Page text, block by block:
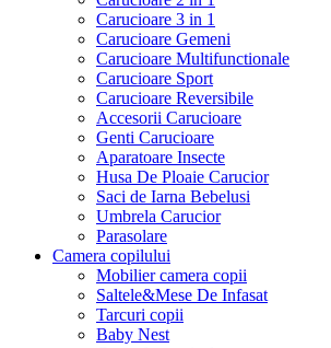
Carucioare 3 in 1
Carucioare Gemeni
Carucioare Multifunctionale
Carucioare Sport
Carucioare Reversibile
Accesorii Carucioare
Genti Carucioare
Aparatoare Insecte
Husa De Ploaie Carucior
Saci de Iarna Bebelusi
Umbrela Carucior
Parasolare
Camera copilului
Mobilier camera copii
Saltele&Mese De Infasat
Tarcuri copii
Baby Nest